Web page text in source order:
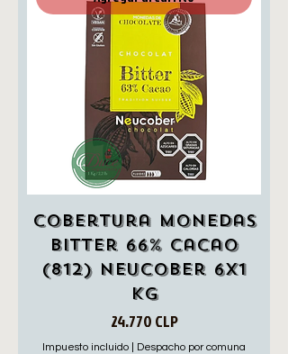
Cobertura Monedas
Bitter 66% Cacao
(812) Neucober 6x1
Kg
Precio
24.770 CLP
Impuesto incluido Despacho por comuna